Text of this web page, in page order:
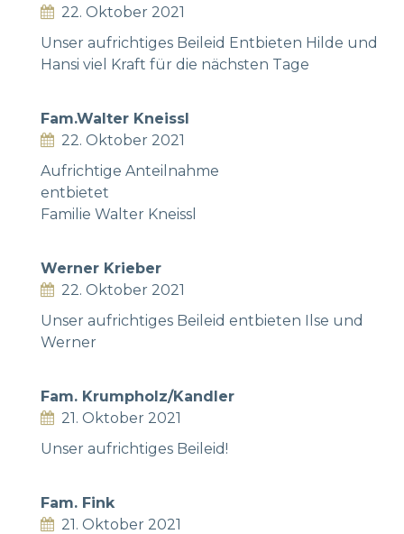
22. Oktober 2021
Unser aufrichtiges Beileid Entbieten Hilde und
Hansi viel Kraft für die nächsten Tage
Fam.Walter Kneissl
22. Oktober 2021
Aufrichtige Anteilnahme
entbietet
Familie Walter Kneissl
Werner Krieber
22. Oktober 2021
Unser aufrichtiges Beileid entbieten Ilse und
Werner
Fam. Krumpholz/Kandler
21. Oktober 2021
Unser aufrichtiges Beileid!
Fam. Fink
21. Oktober 2021